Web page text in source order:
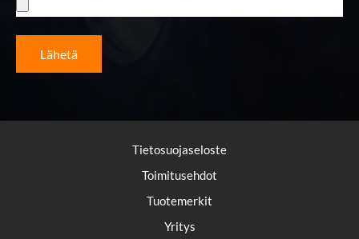
Lähetä
Tietosuojaseloste
Toimitusehdot
Tuotemerkit
Yritys